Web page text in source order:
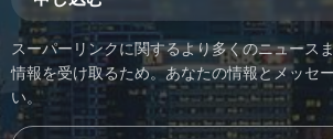
スーパーリンクに関するより多くのニュース
情報を受け取るため。あなたの情報とメッセ
い。